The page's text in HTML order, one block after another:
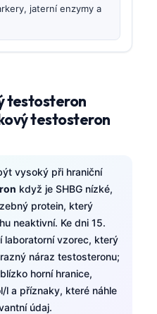
jaterní enzymy a
testosteron
testosteron
vysoký při hraniční
když je SHBG nízké,
protein, který
neaktivní. Ke dni 15.
laboratorní vzorec, který
náraz testosteronu;
horní hranice,
l a příznaky, které náhle
údaj.